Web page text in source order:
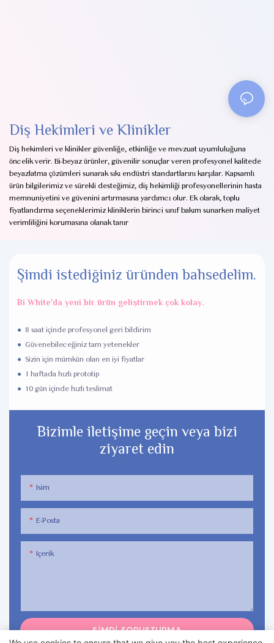
Diş Hekimleri ve Klinikler
Diş hekimleri ve klinikler güvenliğe, etkinliğe ve mevzuat uyumluluğuna
öncelik verir. Bi-beyaz ürünler, güvenilir sonuçlar veren profesyonel kalitede
beyazlatma çözümleri sunarak sıkı endüstri standartlarını karşılar. Kapsamlı
ürün bilgilerimiz ve sürekli desteğimiz, diş hekimliği profesyonellerinin hasta
memnuniyetini ve güvenini artırmasına yardımcı olur. Ek olarak, toplu
fiyatlandırma seçeneklerimiz kliniklerin birinci sınıf bakım sunarken maliyet
verimliliğini korumasına olanak tanır
Şimdi istediğiniz üründen bahsedelim.
Bi White'da yeni bir ürün geliştirmek çok kolay.
● 8 saat içinde profesyonel geri bildirim
● Güvenebileceğiniz tam yetenekler
● Sizin için mümkün olan en iyi fiyatlar
● 1 haftada hızlı prototip
● 10 gün içinde hızlı teslimat
Bizimle iletişime geçin veya bizi
ziyaret edin
Isim
E-Posta
Içerik
ŞIMDI SORUŞTURMA